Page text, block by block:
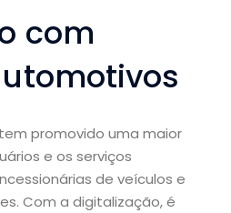
com
promovido uma maior
e os serviços
de veículos e
Com a digitalização, é